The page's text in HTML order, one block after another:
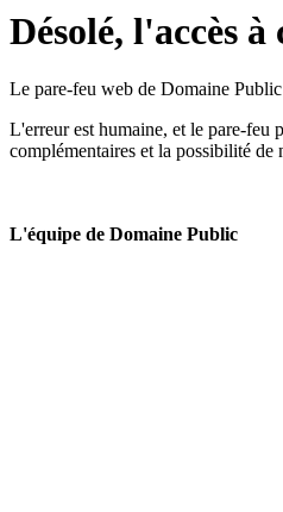
Désolé, l'accès
Le pare-feu web de Domaine Public
L'erreur est humaine, et le pare-feu
complémentaires et la possibilité de
L'équipe de Domaine Public